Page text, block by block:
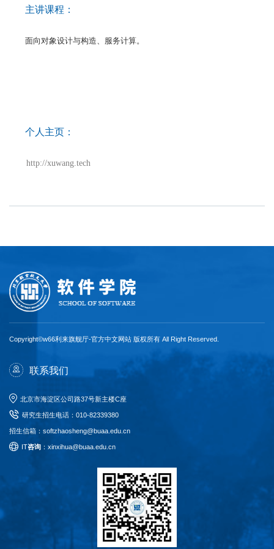
主讲课程：
面向对象设计与构造、服务计算。
个人主页：
http://xuwang.tech
Copyright©w66利来旗舰厅-官方中文网站 版权所有 All Right Reserved.
联系我们
北京市海淀区公司路37号新主楼C座
研究生招生电话： 010-82339380
招生信箱：softzhaosheng@buaa.edu.cn
IT咨询：xinxihua@buaa.edu.cn